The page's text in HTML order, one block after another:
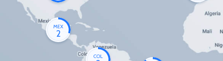
MEX
2
COL